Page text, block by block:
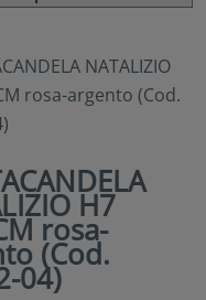
H7
rosa-
(Cod.
04)